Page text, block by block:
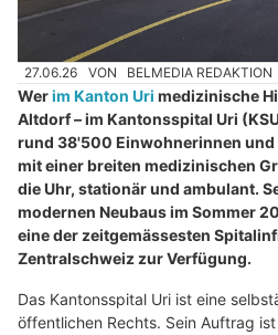
27.06.26 VON BELMEDIA REDAKTION
Werim Kanton Uri medizinische
Altdorf – im Kantonsspital Uri
rund 38'500 Einwohnerinnen
mit einer breiten medizinischen
die Uhr, stationär und ambulant.
modernen Neubaus im Sommer
eine der zeitgemässesten
Zentralschweiz zur Verfügung.
Das Kantonsspital Uri ist eine
öffentlichen Rechts. Sein Auftrag